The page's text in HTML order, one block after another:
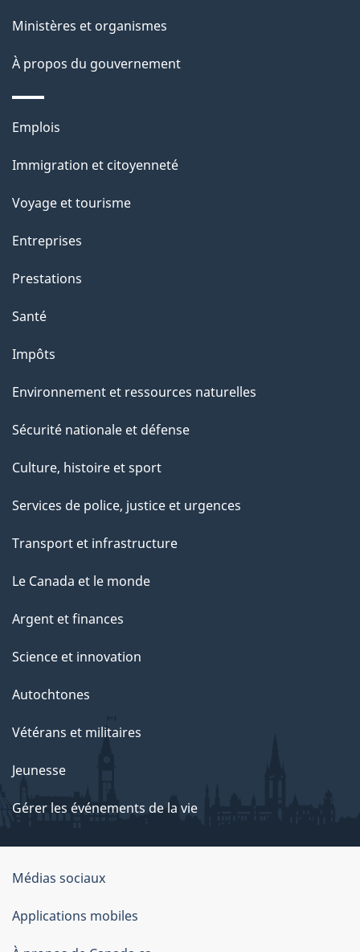
s
d
e
l
a
p
a
g
e
ce
site
Ministères et organismes
À propos du gouvernement
Thèmes
sujets
Emplois
Immigration et citoyenneté
Voyage et tourisme
Entreprises
Prestations
Santé
Impôts
Environnement et ressources naturelles
Sécurité nationale et défense
Culture, histoire et sport
Services de police, justice et urgences
Transport et infrastructure
Le Canada et le monde
Argent et finances
Science et innovation
Autochtones
Vétérans et militaires
Jeunesse
Gérer les événements de la vie
Organisation
du
gouvernement
Médias sociaux
Applications mobiles